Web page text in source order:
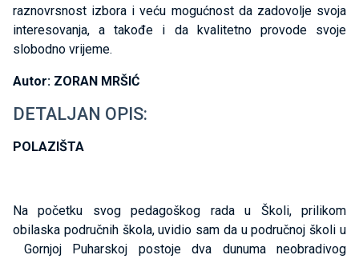
raznovrsnost izbora i veću mogućnost da zadovolje svoja
interesovanja, a takođe i da kvalitetno provode svoje
slobodno vrijeme.
Autor: ZORAN MRŠIĆ
DETALJAN OPIS:
POLAZIŠTA
Na početku svog pedagoškog rada u Školi, prilikom
obilaska područnih škola, uvidio sam da u područnoj školi u
Gornjoj Puharskoj postoje dva dunuma neobradivog